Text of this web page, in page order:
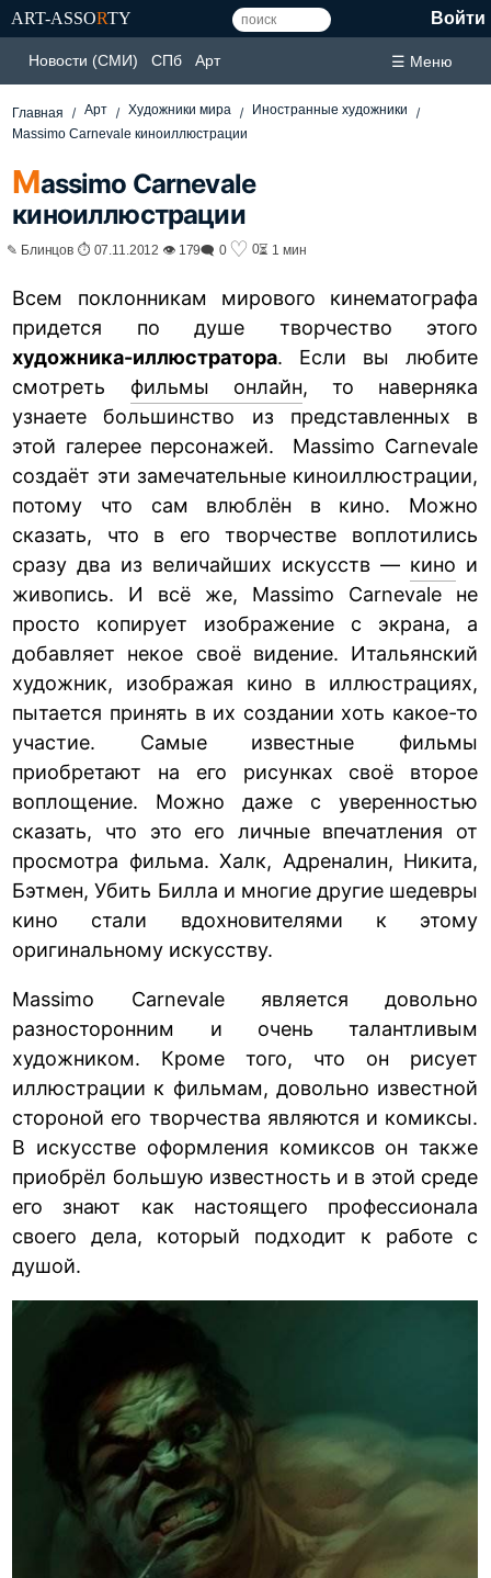
ART-ASSORTY Войти
Новости (СМИ) СПб Арт ☰ Меню
Главная Арт Художники мира
Иностранные художники
Massimo Carnevale киноиллюстрации
Massimo Carnevale
киноиллюстрации
✎ Блинцов ⏱ 07.11.2012 👁 179🗨 0 ♡ 0⏳ 1 мин
Всем поклонникам мирового кинематографа
придется по душе творчество этого
художника-иллюстратора. Если вы любите
смотреть фильмы онлайн, то наверняка
узнаете большинство из представленных в
этой галерее персонажей. Massimo Carnevale
создаёт эти замечательные киноиллюстрации,
потому что сам влюблён в кино. Можно
сказать, что в его творчестве воплотились
сразу два из величайших искусств — кино и
живопись. И всё же, Massimo Carnevale не
просто копирует изображение с экрана, а
добавляет некое своё видение. Итальянский
художник, изображая кино в иллюстрациях,
пытается принять в их создании хоть какое-то
участие. Самые известные фильмы
приобретают на его рисунках своё второе
воплощение. Можно даже с уверенностью
сказать, что это его личные впечатления от
просмотра фильма. Халк, Адреналин, Никита,
Бэтмен, Убить Билла и многие другие шедевры
кино стали вдохновителями к этому
оригинальному искусству.
Massimo Carnevale является довольно
разносторонним и очень талантливым
художником. Кроме того, что он рисует
иллюстрации к фильмам, довольно известной
стороной его творчества являются и комиксы.
В искусстве оформления комиксов он также
приобрёл большую известность и в этой среде
его знают как настоящего профессионала
своего дела, который подходит к работе с
душой.